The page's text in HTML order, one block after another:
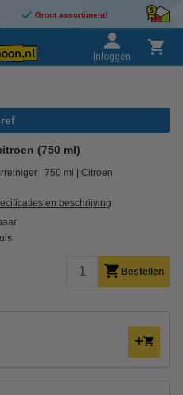
Groot assortiment!
Inloggen
(750 ml)
750 ml Citroen
en beschrijving
Bestellen